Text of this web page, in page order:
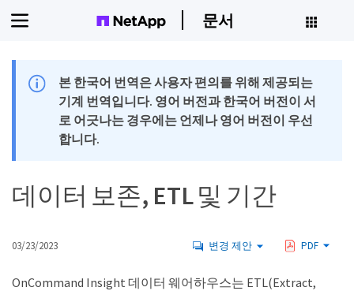
문서
본 한국어 번역은 사용자 편의를 위해 제공되는
기계 번역입니다. 영어 버전과 한국어 버전이 서
로 어긋나는 경우에는 언제나 영어 버전이 우선
합니다.
데이터 보존, ETL 및 기간
03/23/2023 변경 제안 PDF
OnCommand Insight 데이터 웨어하우스는 ETL(Extract,